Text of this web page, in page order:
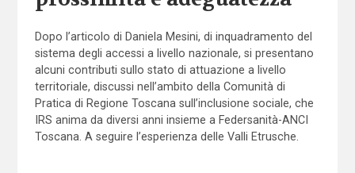
Dopo l’articolo di Daniela Mesini, di inquadramento del
sistema degli accessi a livello nazionale, si presentano
alcuni contributi sullo stato di attuazione a livello
territoriale, discussi nell’ambito della Comunità di
Pratica di Regione Toscana sull’inclusione sociale, che
IRS anima da diversi anni insieme a Federsanità-ANCI
Toscana. A seguire l’esperienza delle Valli Etrusche.